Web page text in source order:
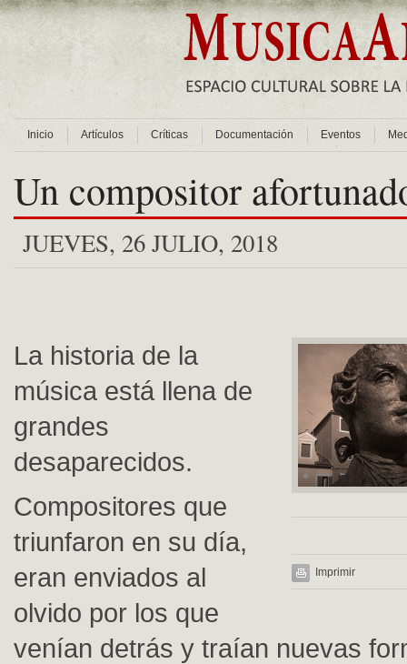
Inicio Artículos Críticas Documentación Eventos
Un compositor
JUEVES, 26 JULIO, 2018
Imprimir
La historia de la
música está llena de
grandes
desaparecidos.
Compositores que
triunfaron en su día,
eran enviados al
olvido por los que
venían detrás y traían nuevas